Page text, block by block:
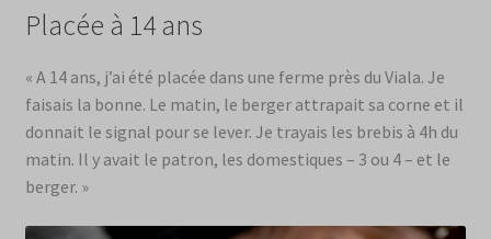
Placée à 14 ans
« A 14 ans, j’ai été placée dans une ferme près du Viala. Je
faisais la bonne. Le matin, le berger attrapait sa corne et il
donnait le signal pour se lever. Je trayais les brebis à 4h du
matin. Il y avait le patron, les domestiques – 3 ou 4 – et le
berger. »